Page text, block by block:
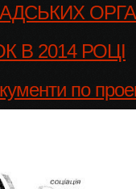
В 2014 РОЦІ
по